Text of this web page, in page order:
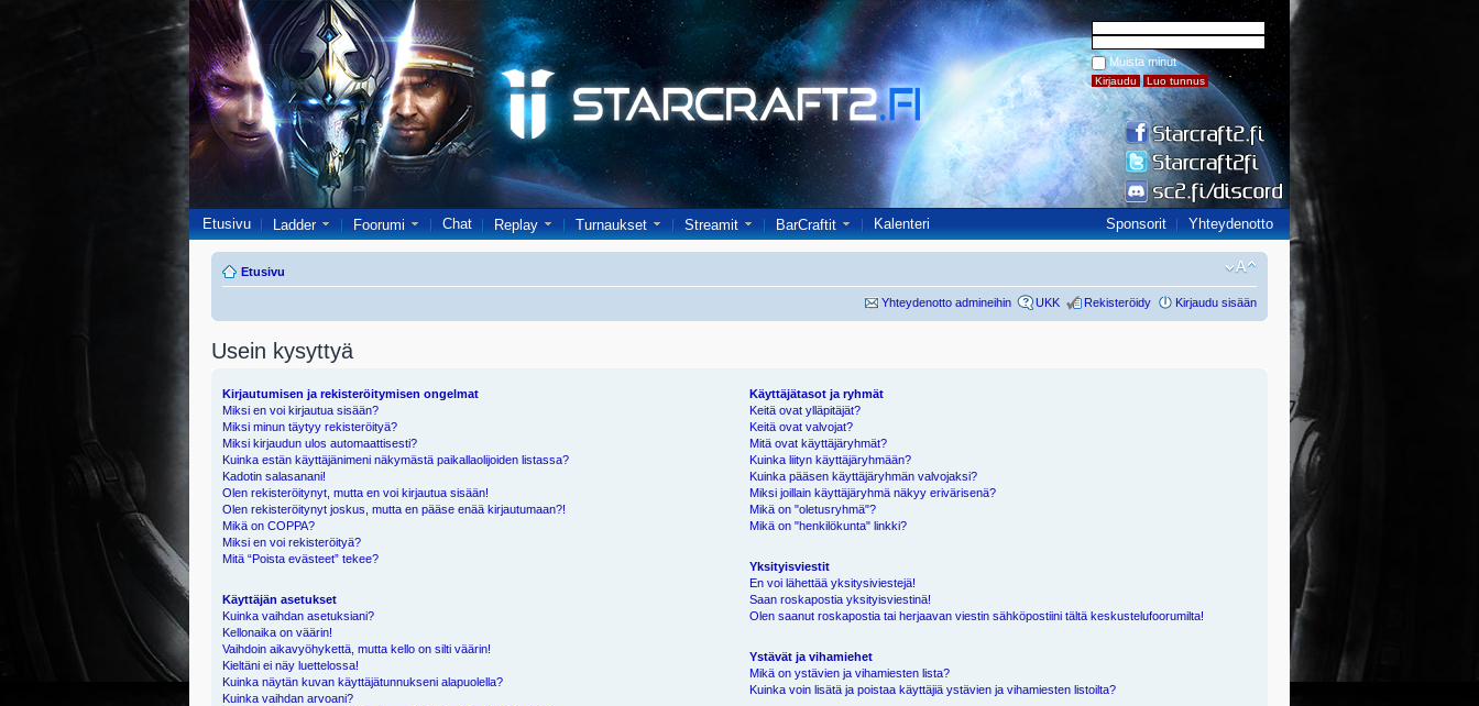
Muista minut
Etusivu Ladder Foorumi Chat Replay Turnaukset Streamit BarCraftit Kalenteri Sponsorit Yhteydenotto
Etusivu
Yhteydenotto admineihin UKK Rekisteröidy Kirjaudu sisään
Usein kysyttyä
Kirjautumisen ja rekisteröitymisen ongelmat
Miksi en voi kirjautua sisään?
Miksi minun täytyy rekisteröityä?
Miksi kirjaudun ulos automaattisesti?
Kuinka estän käyttäjänimeni näkymästä paikallaolijoiden listassa?
Kadotin salasanani!
Olen rekisteröitynyt, mutta en voi kirjautua sisään!
Olen rekisteröitynyt joskus, mutta en pääse enää kirjautumaan?!
Mikä on COPPA?
Miksi en voi rekisteröityä?
Mitä “Poista evästeet” tekee?
Käyttäjän asetukset
Kuinka vaihdan asetuksiani?
Kellonaika on väärin!
Vaihdoin aikavyöhykettä, mutta kello on silti väärin!
Kieltäni ei näy luettelossa!
Kuinka näytän kuvan käyttäjätunnukseni alapuolella?
Kuinka vaihdan arvoani?
Käyttäjätasot ja ryhmät
Keitä ovat ylläpitäjät?
Keitä ovat valvojat?
Mitä ovat käyttäjäryhmät?
Kuinka liityn käyttäjäryhmään?
Kuinka pääsen käyttäjäryhmän valvojaksi?
Miksi joillain käyttäjäryhmä näkyy erivärisenä?
Mikä on "oletusryhmä"?
Mikä on "henkilökunta" linkki?
Yksityisviestit
En voi lähettää yksitysiviestejä!
Saan roskapostia yksityisviestinä!
Olen saanut roskapostia tai herjaavan viestin sähköpostiini tältä keskustelufoorumilta!
Ystävät ja vihamiehet
Mikä on ystävien ja vihamiesten lista?
Kuinka voin lisätä ja poistaa käyttäjiä ystävien ja vihamiesten listoilta?